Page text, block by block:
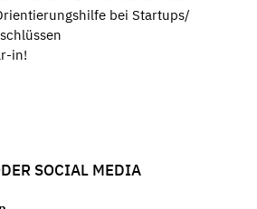
bei Startups/
in!
SOCIAL MEDIA